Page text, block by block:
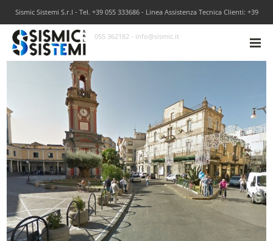
Sismic Sistemi S.r.l - Tel. +39 055 333686 - Linea Assistenza Tecnica Clienti: +39
055 362182 - info@sismic.it